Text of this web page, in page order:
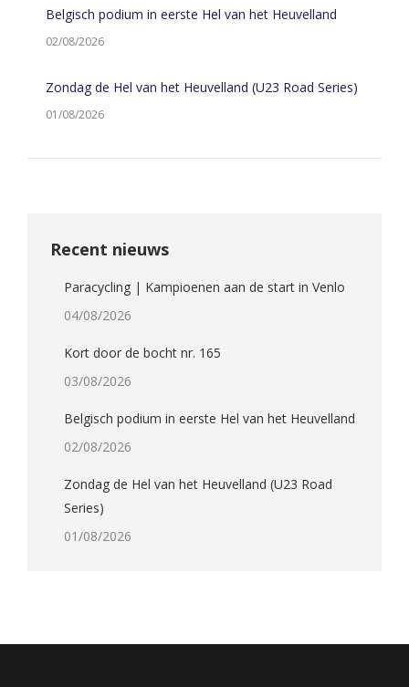
Belgisch podium in eerste Hel van het Heuvelland
02/08/2026
Zondag de Hel van het Heuvelland (U23 Road Series)
01/08/2026
Recent nieuws
Paracycling | Kampioenen aan de start in Venlo
04/08/2026
Kort door de bocht nr. 165
03/08/2026
Belgisch podium in eerste Hel van het Heuvelland
02/08/2026
Zondag de Hel van het Heuvelland (U23 Road
Series)
01/08/2026